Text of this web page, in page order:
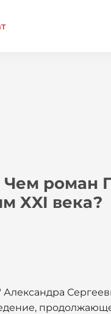
Чем роман
XXI века?